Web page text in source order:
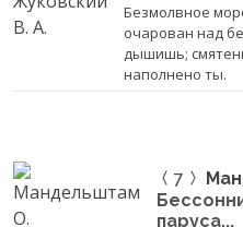
Безмолвное
очарован над
дышишь;
наполнено ты.
7
паруса...